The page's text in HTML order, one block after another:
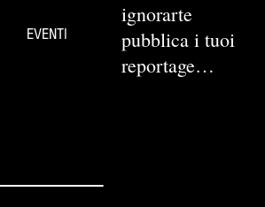
EVENTI
ignorarte
pubblica i tuoi
reportage